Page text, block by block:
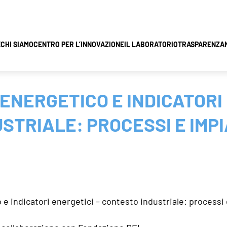
CHI SIAMOCENTRO PER L’INNOVAZIONEIL LABORATORIOTRASPARENZA
E
PROCESSI E
e indicatori energetici – contesto industriale: processi